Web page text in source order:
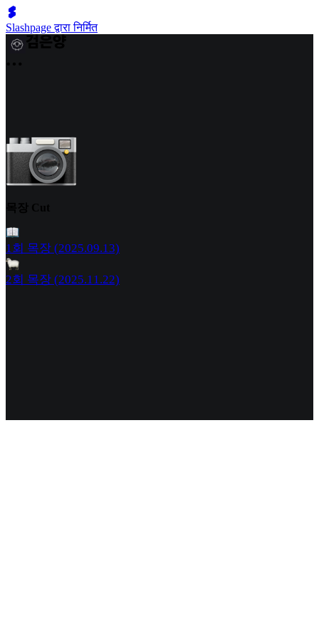
Slashpage द्वारा निर्मित
목장 Cut
1회 목장 (2025.09.13)
2회 목장 (2025.11.22)